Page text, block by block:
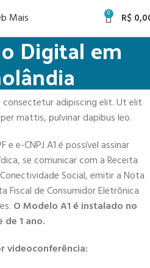
0 R$
Digital em
adipiscing elit. Ut elit
mattis, pulvinar dapibus leo.
e-CNPJ A1 é possível assinar
se comunicar com a Receita
Social, emitir a Nota
Fiscal de Consumidor Eletrônica
O Modelo A1 é instalado no
1 ano.
videoconferência: